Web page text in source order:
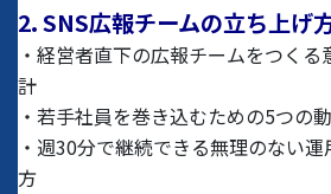
2. SNS広報チームの立ち上げ
・経営者直下の広報チームをつく
計
・若手社員を巻き込むための5つの
・週30分で継続できる無理のない
方